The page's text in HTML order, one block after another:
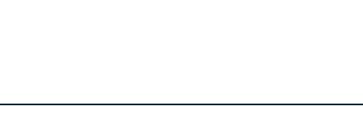
ので、夏の月9によく合っていました」（30代男性・山